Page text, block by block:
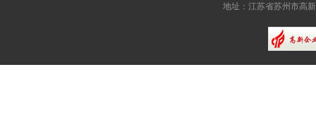
地址：江苏省苏州市高